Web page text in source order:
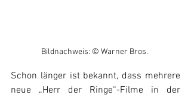
Bildnachweis: © Warner Bros.
Schon länger ist bekannt, dass mehrere
neue „Herr der Ringe“-Filme in der